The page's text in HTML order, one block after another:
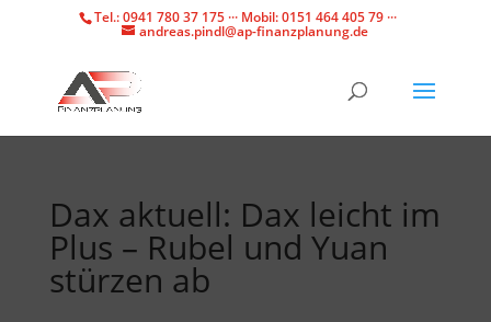
Tel.: 0941 780 37 175 ··· Mobil: 0151 464 405 79 ···
andreas.pindl@ap-finanzplanung.de
Dax aktuell: Dax leicht im
Plus – Rubel und Yuan
stürzen ab